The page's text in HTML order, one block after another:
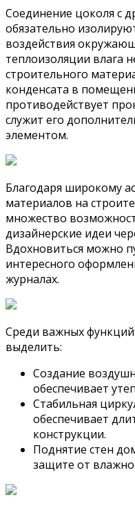
Соединение цоколя с
обязательно
воздействия
теплоизоляции влага
строительного
конденсата в
противодействует
служит его
элементом.
Благодаря широкому
материалов на
множество
дизайнерские идеи
Вдохновиться можно
интересного
журналах.
Среди важных
выделить:
Создание
обеспечивает
Стабильная
обеспечивает
конструкции.
Поднятие стен
защите от